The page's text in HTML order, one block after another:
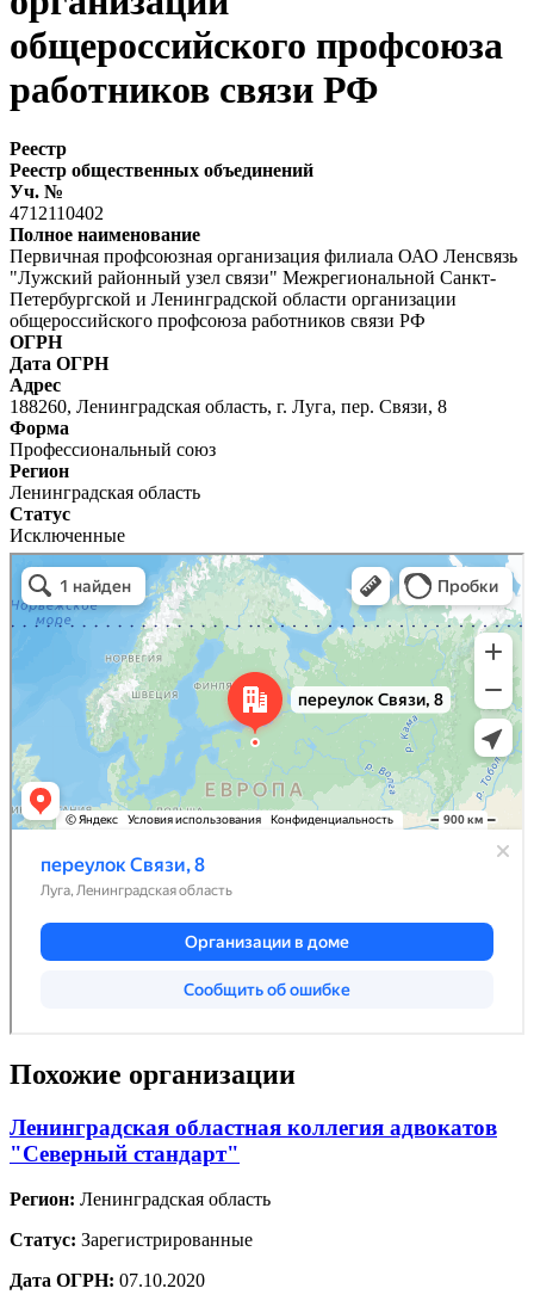
общероссийского профсоюза
работников связи РФ
Реестр
Реестр общественных объединений
Уч. №
4712110402
Полное наименование
Первичная профсоюзная организация филиала ОАО Ленсвязь
"Лужский районный узел связи" Межрегиональной Санкт-
Петербургской и Ленинградской области организации
общероссийского профсоюза работников связи РФ
ОГРН
Дата ОГРН
Адрес
188260, Ленинградская область, г. Луга, пер. Связи, 8
Форма
Профессиональный союз
Регион
Ленинградская область
Статус
Исключенные
Похожие организации
Ленинградская областная коллегия адвокатов
"Северный стандарт"
Регион: Ленинградская область
Статус: Зарегистрированные
Дата ОГРН: 07.10.2020